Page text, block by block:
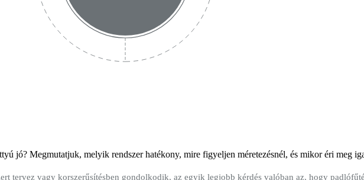
jó? Megmutatjuk, melyik rendszer hatékony, mire figyeljen méretezésnél, és mikor éri meg
tervez vagy korszerűsítésben gondolkodik, az egyik legjobb kérdés valóban az, hogy